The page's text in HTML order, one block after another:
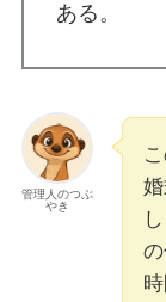
ある。
管理人のつぶ
やき